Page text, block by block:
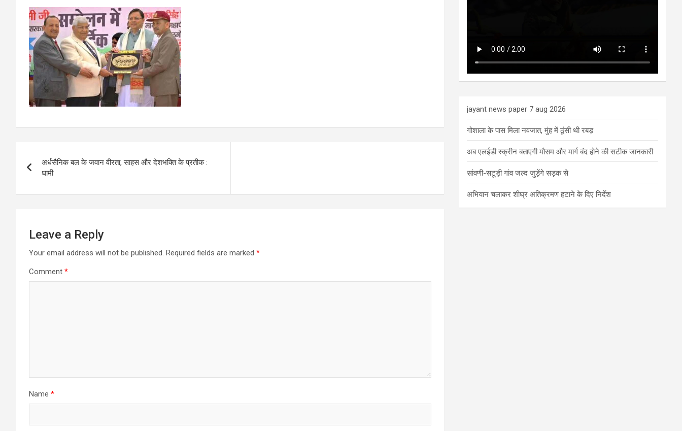
navigation
अर्धसैनिक बल के जवान वीरता, साहस और देशभक्ति के प्रतीक :
धामी
Leave a Reply
Your email address will not be published. Required fields are marked *
Comment *
Name *
jayant news paper 7 aug 2026
गोशाला के पास मिला नवजात, मुंह में ठूंसी थी रबड़
अब एलईडी स्क्रीन बताएगी मौसम और मार्ग बंद होने की सटीक जानकारी
सांवणी-सटूड़ी गांव जल्द जुड़ेंगे सड़क से
अभियान चलाकर शीघ्र अतिक्रमण हटाने के दिए निर्देश